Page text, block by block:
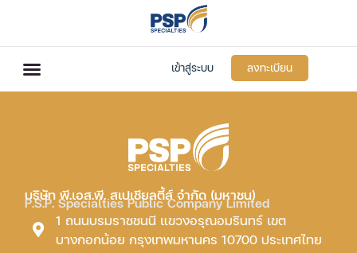
เข้าสู่ระบบ ลงทะเบียน
บริษัท พี.เอส.พี. สเปเชียลตี้ส์ จำกัด (มหาชน)
P.S.P. Specialties Public Company Limited
1 ถนนบรมราชชนนี แขวงอรุณอมรินทร์ เขต
บางกอกน้อย กรุงเทพมหานคร 10700 ประเทศไทย